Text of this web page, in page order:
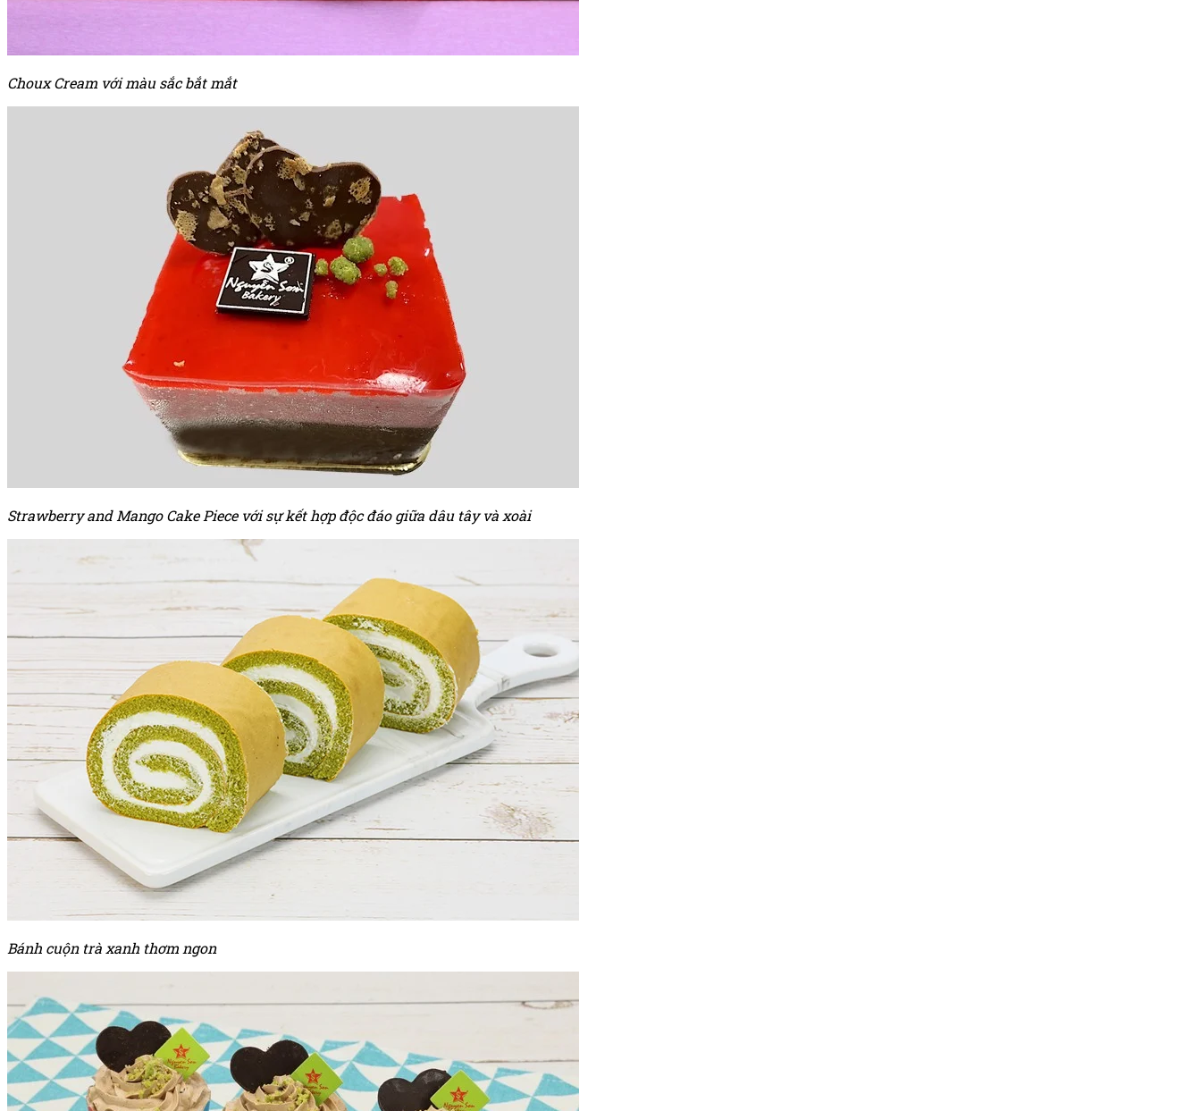
Choux Cream với màu sắc bắt mắt
Strawberry and Mango Cake Piece với sự kết hợp độc đáo giữa dâu tây và xoài
Bánh cuộn trà xanh thơm ngon